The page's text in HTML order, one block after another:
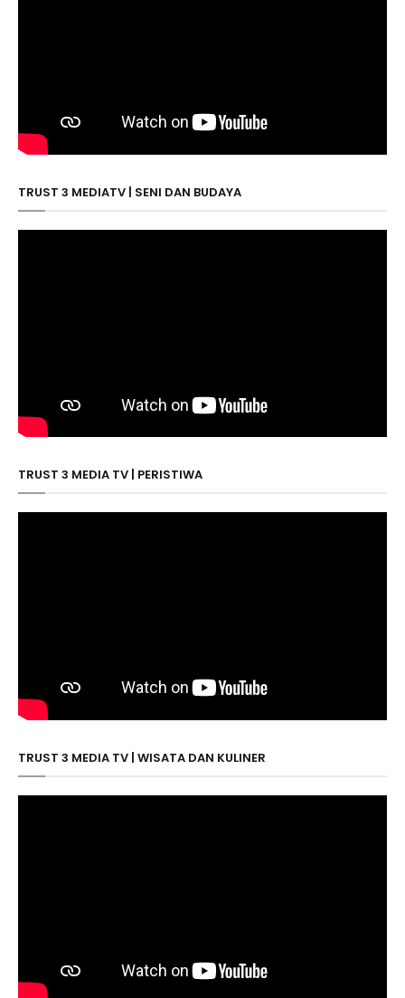
TRUST 3 MEDIATV | SENI DAN BUDAYA
TRUST 3 MEDIA TV | PERISTIWA
TRUST 3 MEDIA TV | WISATA DAN KULINER